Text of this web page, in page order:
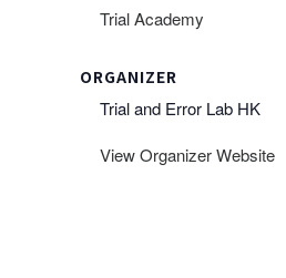
Trial Academy
ORGANIZER
Trial and Error Lab HK
View Organizer Website